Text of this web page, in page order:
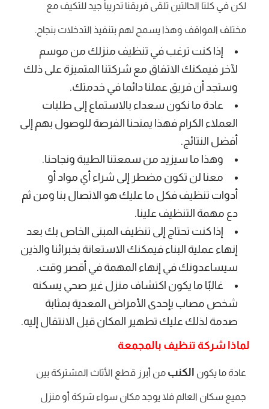
لكن في كلتا الحالتين تلقى فريقنا تدريباً جيد للتكيف مع
مختلف المواقف وهذا يسمح لهم بتنفيذ التدخلات بنجاح.
إذا كنت ترغب في تنظيف منزلك من موسم
لآخر فيمكنك الاتفاق مع شركتنا المتميزة على ذلك
وستجد أن فريق عملنا دائما في خدمتك.
عادة ما نكون سعداء بالاستماع إلى طلبات
العملاء الكرام فهذا يمنحنا الفرصة للوصول بهم إلى
أفضل النتائج.
وهذا ما سيزيد من سمعتنا الطيبة ونجاحنا.
معنا لن تكون مضطر إلى شراء أي مواد أو
أدوات تنظيف فكل ما عليك هو الاتصال بنا ومن ثم
دع مهمة التنظيف علينا.
إذا كنت تحتاج إلى تنظيف المبنى الخاص بك بعد
إنهاء عملية البناء فيمكنك الاستعانة بخبرائنا والذين
سيساعدونك في إنهاء المهمة في أقصر وقت.
غالبًا ما يكون اكتشاف منزل غير صحي يسكنه
شخص مصاب بإحدى الأمراض المعدية بمثابة
صدمة لذلك عليك تطهير المكان قبل الانتقال إليه.
لماذا شركة تنظيف بالمجمعة
عادة ما يكون الكنب من أبرز قطع الأثاث المشتركة بين
جميع سكان العالم فلا يوجد مكان سواء شركة أو منزل